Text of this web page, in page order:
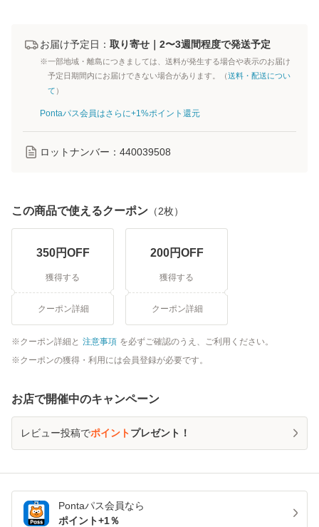
お届け予定日： 取り寄せ｜2〜3週間程度で発送予定
※一部地域・離島につきましては、送料が発生する場合や表示のお届け
予定日期間内にお届けできない場合があります。（送料・配送につい
て ）
Pontaパス会員はさらに+1%ポイント還元
ロットナンバー： 440039508
この商品で使えるクーポン （2枚）
350円OFF
獲得する
クーポン詳細
200円OFF
獲得する
クーポン詳細
クーポン詳細と 注意事項 を必ずご確認のうえ、ご利用ください。
クーポンの獲得・利用には会員登録が必要です。
お店で開催中のキャンペーン
レビュー投稿でポイントプレゼント！
Pontaパス会員なら
ポイント+1％